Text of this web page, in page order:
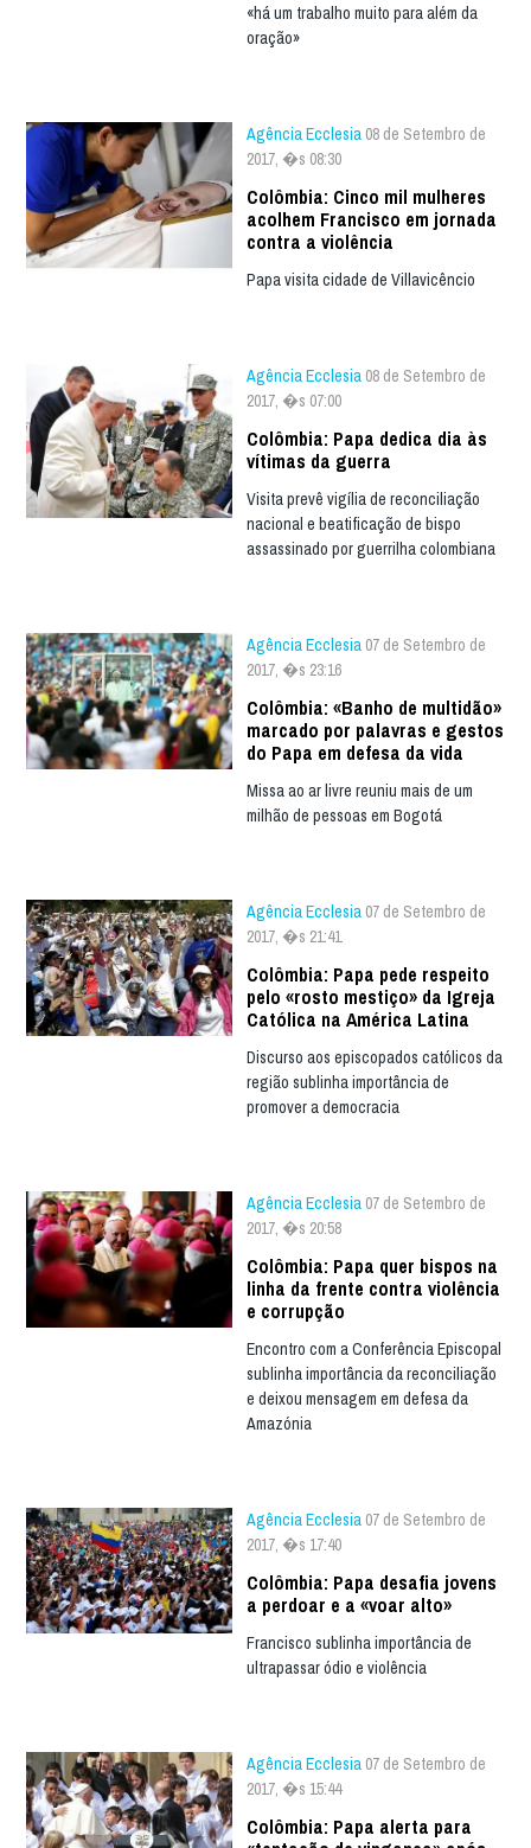
«há um trabalho muito para além da
oração»
Agência Ecclesia 08 de Setembro de
2017, �s 08:30
Colômbia: Cinco mil mulheres
acolhem Francisco em jornada
contra a violência
Papa visita cidade de Villavicêncio
Agência Ecclesia 08 de Setembro de
2017, �s 07:00
Colômbia: Papa dedica dia às
vítimas da guerra
Visita prevê vigília de reconciliação
nacional e beatificação de bispo
assassinado por guerrilha colombiana
Agência Ecclesia 07 de Setembro de
2017, �s 23:16
Colômbia: «Banho de multidão»
marcado por palavras e gestos
do Papa em defesa da vida
Missa ao ar livre reuniu mais de um
milhão de pessoas em Bogotá
Agência Ecclesia 07 de Setembro de
2017, �s 21:41
Colômbia: Papa pede respeito
pelo «rosto mestiço» da Igreja
Católica na América Latina
Discurso aos episcopados católicos da
região sublinha importância de
promover a democracia
Agência Ecclesia 07 de Setembro de
2017, �s 20:58
Colômbia: Papa quer bispos na
linha da frente contra violência
e corrupção
Encontro com a Conferência Episcopal
sublinha importância da reconciliação
e deixou mensagem em defesa da
Amazónia
Agência Ecclesia 07 de Setembro de
2017, �s 17:40
Colômbia: Papa desafia jovens
a perdoar e a «voar alto»
Francisco sublinha importância de
ultrapassar ódio e violência
Agência Ecclesia 07 de Setembro de
2017, �s 15:44
Colômbia: Papa alerta para